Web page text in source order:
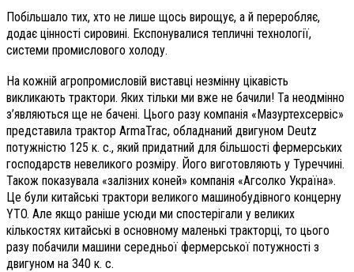
Побільшало тих, хто не лише щось вирощує, а й переробляє,
додає цінності сировині. Експонувалися тепличні технології,
системи промислового холоду.
На кожній агропромисловій виставці незмінну цікавість
викликають трактори. Яких тільки ми вже не бачили! Та неодмінно
з’являються ще не бачені. Цього разу компанія «Мазуртехсервіс»
представила трактор ArmaTrac, обладнаний двигуном Deutz
потужністю 125 к. с., який придатний для більшості фермерських
господарств невеликого розміру. Його виготовляють у Туреччині.
Також показувала «залізних коней» компанія «Агсолко Україна».
Це були китайські трактори великого машинобудівного концерну
YTO. Але якщо раніше усюди ми спостерігали у великих
кількостях китайські в основному маленькі тракторці, то цього
разу побачили машини середньої фермерської потужності з
двигуном на 340 к. с.